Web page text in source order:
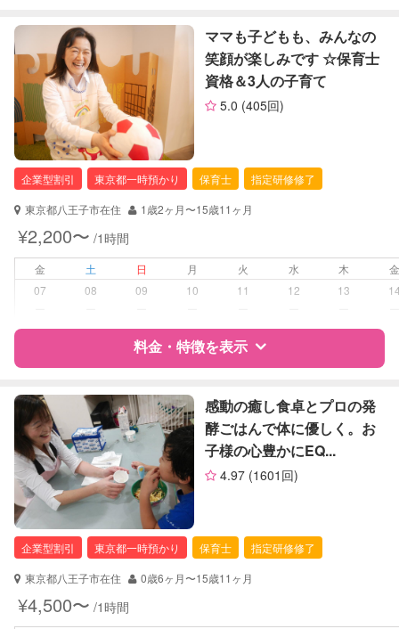
レッスン
定期予約 お引き受けしていません
お子様の撮影
（定期特典）
対応不可
特徴 料金 レビュー
サポートの特徴
資格
企業型割引対象(旧内閣府補助対象)
自治体届出済ベビーシッター
保育士
対応可能/特徴
送迎サポート
病児対応 病児、病後児、ともに可能
障がい児対応 対応可否は個別に相談
レッスン なし
定期予約 お引き受けしていません
お子様の撮影
（定期特典）
対応不可
ママも子どもも、みんなの
笑顔が楽しみです ☆保育士
資格＆3人の子育て
5.0 (405回)
企業型割引 東京都一時預かり 保育士
指定研修修了
東京都八王子市在住
1歳2ヶ月〜15歳11ヶ月
¥2,200〜 /1時間
金 土 日 月 火 水 木
07
08 09 10 11 12 13
料金・特徴を表示
特徴 料金 レビュー
サポートの特徴
資格
企業型割引対象(旧内閣府補助対象)
自治体届出済ベビーシッター
保育士
対応可能/特徴
夜間対応
感動の癒し食卓とプロの発
酵ごはんで体に優しく。お
子様の心豊かにEQ...
4.97 (1601回)
企業型割引 東京都一時預かり 保育士
指定研修修了
東京都八王子市在住
0歳6ヶ月〜15歳11ヶ月
¥4,500〜 /1時間